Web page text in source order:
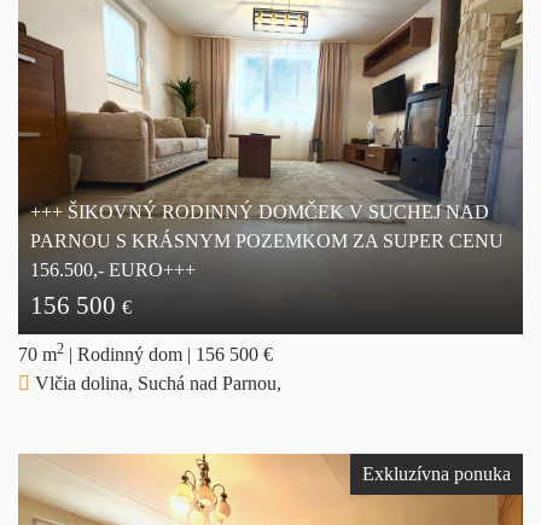
+++ ŠIKOVNÝ RODINNÝ DOMČEK V SUCHEJ NAD
PARNOU S KRÁSNYM POZEMKOM ZA SUPER CENU
156.500,- EURO+++
156 500 €
70 m2 | Rodinný dom | 156 500 €
Vlčia dolina, Suchá nad Parnou,
Exkluzívna ponuka